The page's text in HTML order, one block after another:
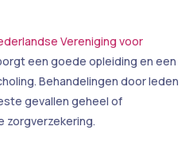
Vereniging voor
een goede opleiding en een
Behandelingen door leden
gevallen geheel of
zorgverzekering.